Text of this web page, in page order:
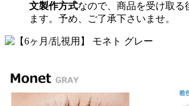
文製作方式なので、商品を受け取る
ます。予め、ご了承下さいませ。